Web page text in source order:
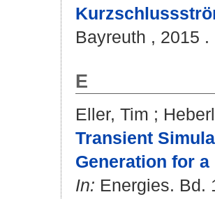
Bayreuth , 2015 .
E
Eller, Tim ;
Transient
Generation for
In: Energies. Bd.